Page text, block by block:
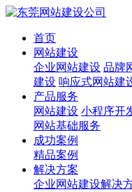
首页
网站建设
企业网站建设 品牌
建设 响应式网站建
产品服务
网站建设 小程序开
网站基础服务
成功案例
精品案例
解决方案
企业网站建设解决